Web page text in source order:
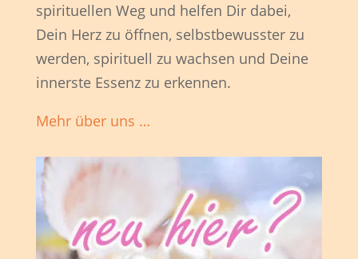
spirituellen Weg und helfen Dir dabei,
Dein Herz zu öffnen, selbstbewusster zu
werden, spirituell zu wachsen und Deine
innerste Essenz zu erkennen.
Mehr über uns …